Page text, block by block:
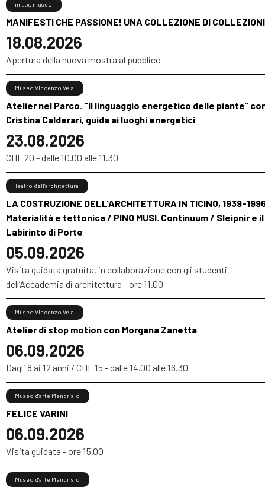
MANIFESTI CHE PASSIONE! UNA COLLEZIONE DI COLLEZIONI
18.08.2026
m.a.x. museo
Apertura della nuova mostra al pubblico
Atelier nel Parco. "Il linguaggio energetico delle piante"
Cristina Calderari, guida ai luoghi energetici
23.08.2026
Museo Vincenzo Vela
CHF 20 - dalle 10.00 alle 11.30
LA COSTRUZIONE DELL'ARCHITETTURA IN TICINO, 1939-
Materialità e tettonica / PINO MUSI. Continuum / Sleipnir e il
Labirinto di Porte
05.09.2026
Teatro dell’architettura
Visita guidata gratuita, in collaborazione con gli studenti
dell’Accademia di architettura - ore 11.00
Atelier di stop motion con Morgana Zanetta
06.09.2026
Museo Vincenzo Vela
Dagli 8 ai 12 anni / CHF 15 - dalle 14.00 alle 16.30
FELICE VARINI
06.09.2026
Museo d’arte Mendrisio
Visita guidata - ore 15.00
Museo d’arte Mendrisio